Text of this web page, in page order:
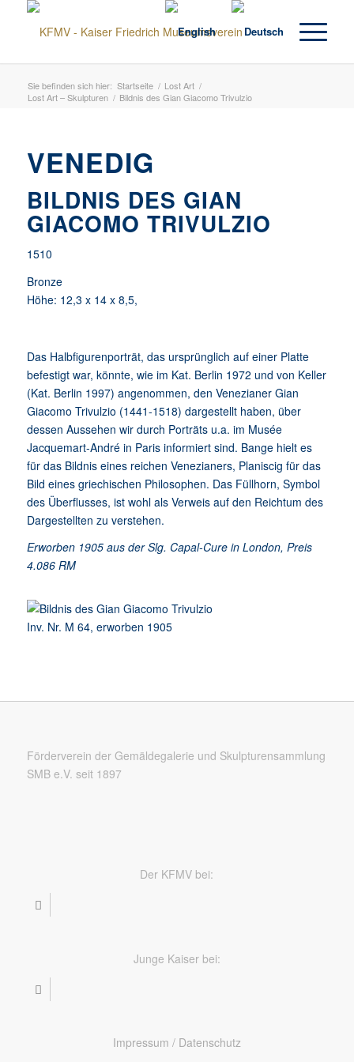
Sie befinden sich hier: Startseite / Lost Art /
Lost Art – Skulpturen / Bildnis des Gian Giacomo Trivulzio
VENEDIG
BILDNIS DES GIAN
GIACOMO TRIVULZIO
1510
Bronze
Höhe: 12,3 x 14 x 8,5,
Das Halbfigurenporträt, das ursprünglich auf einer Platte
befestigt war, könnte, wie im Kat. Berlin 1972 und von Keller
(Kat. Berlin 1997) angenommen, den Venezianer Gian
Giacomo Trivulzio (1441-1518) dargestellt haben, über
dessen Aussehen wir durch Porträts u.a. im Musée
Jacquemart-André in Paris informiert sind. Bange hielt es
für das Bildnis eines reichen Venezianers, Planiscig für das
Bild eines griechischen Philosophen. Das Füllhorn, Symbol
des Überflusses, ist wohl als Verweis auf den Reichtum des
Dargestellten zu verstehen.
Erworben 1905 aus der Slg. Capal-Cure in London, Preis
4.086 RM
Inv. Nr. M 64, erworben 1905
Förderverein der Gemäldegalerie und Skulpturensammlung
SMB e.V. seit 1897
Der KFMV bei:
Junge Kaiser bei:
Impressum / Datenschutz